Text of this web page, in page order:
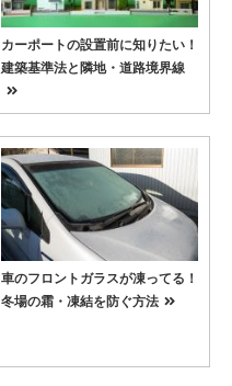
カーポートの設置前に知りたい！
建築基準法と隣地・道路境界線
車のフロントガラスが凍ってる！
冬場の霜・凍結を防ぐ方法